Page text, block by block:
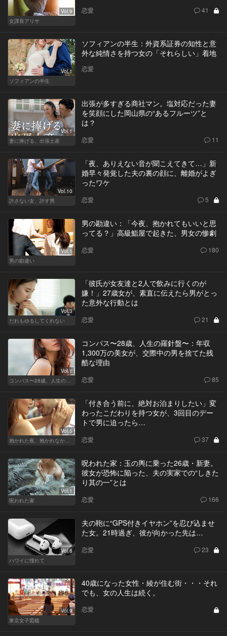
Vol.9
女課長アリサ
恋愛 41
Vol.1
ソフィアンの半生
ソフィアンの半生：外資系証券の知性と意
外な純情さを持つ女の「それらしい」着地
恋愛
Vol.1
妻に捧げる、出張土産
出張が多すぎる商社マン。塩対応だった妻
を笑顔にした岡山県の“あるフルーツ”と
は？
恋愛 11
Vol.10
許さない女、許す男
「夜、ありえない音が聞こえてきて…」新
婚早々発覚した夫の裏の顔に、離婚がよぎ
ったワケ
恋愛 5
Vol.1
男の勘違い
男の勘違い：「今夜、抱かれてもいいと思
ってる？」高級鮨屋で起きた、男女の惨劇
恋愛 180
Vol.3
だれもゆるしてくれない
「彼氏が女友達と2人で飲みに行くのが
嫌！」27歳女が、素直に伝えたら男がとっ
た意外な行動とは
恋愛 21
Vol.1
コンパス〜28歳、人生の羅針盤〜
コンパス〜28歳、人生の羅針盤〜：年収
1,300万の美女が、交際中の男を捨てた残
酷な理由
恋愛 85
Vol.5
抱かれた夜、抱かれなかった夜
「付き合う前に、絶対お泊まりしたい」変
わったこだわりを持つ女が、3回目のデー
トで男に迫ったら…
恋愛 37
Vol.1
呪われた家
呪われた家：玉の輿に乗った26歳・新妻。
彼女が恐怖に陥った、夫の実家での“しきた
り其の一”とは
恋愛 166
Vol.8
ハワイに憧れて
夫の鞄に“GPS付きイヤホン”を忍び込ませ
た女。21時過ぎ、彼が向かった先は…
恋愛 23
Vol.9
東京女子図鑑
40歳になった女性・綾が住む街・・・それ
でも、女の人生は続く。
恋愛